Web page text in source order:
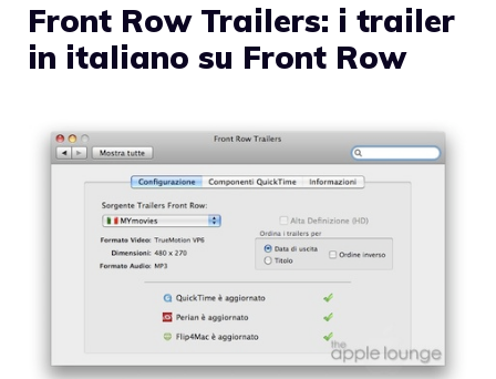
Front Row Trailers: i trailer
in italiano su Front Row